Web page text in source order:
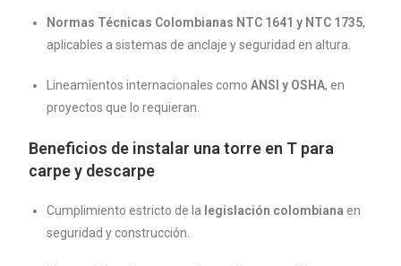
Normas Técnicas Colombianas NTC 1641 y NTC 1735,
aplicables a sistemas de anclaje y seguridad en altura.
Lineamientos internacionales comoANSI y OSHA, en
proyectos que lo requieran.
Beneficios de instalar una torre en T para
carpe y descarpe
Cumplimiento estricto de la legislación colombiana en
seguridad y construcción.